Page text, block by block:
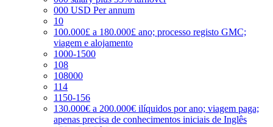
000 USD Per annum
10
100.000£ a 180.000£ ano; processo registo GMC;
viagem e alojamento
1000-1500
108
108000
114
1150-156
130.000€ a 200.000€ ilíquidos por ano; viagem paga;
apenas precisa de conhecimentos iniciais de Inglês